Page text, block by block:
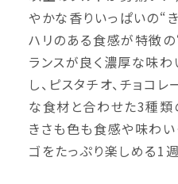
やかな香りいっぱいの“
ハリのある食感が特徴
ランスが良く濃厚な味
し、ピスタチオ、チョコ
な食材と合わせた3種類
きさも色も食感や味わ
ゴをたっぷり楽しめる1週